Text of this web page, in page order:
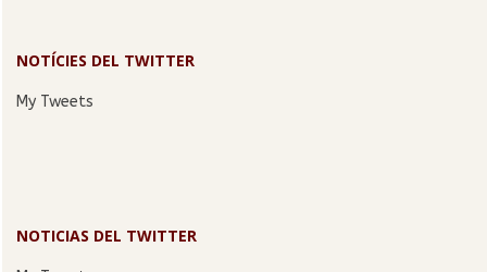
NOTÍCIES DEL TWITTER
My Tweets
NOTICIAS DEL TWITTER